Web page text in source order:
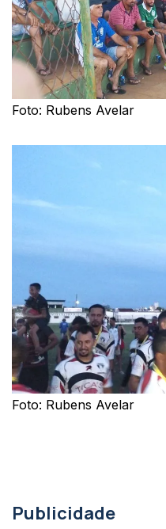
Foto: Rubens Avelar
Foto: Rubens Avelar
Publicidade